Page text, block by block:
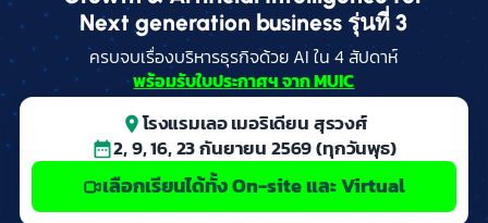
เนื้อหาหลักสูตร
วิทยากร
คำถามที่พบบ่อย
Next generation business รุ่นที่ 3
ครบจบเรื่องบริหารธุรกิจด้วย AI ใน 4 สัปดาห์
พร้อมรับใบประกาศฯ จาก MUIC
โรงแรมเลอ เมอริเดียน สุรวงศ์
2, 9, 16, 23 กันยายน 2569 (ทุกวันพุธ)
เลือกเรียนได้ทั้ง On-site และ Virtual